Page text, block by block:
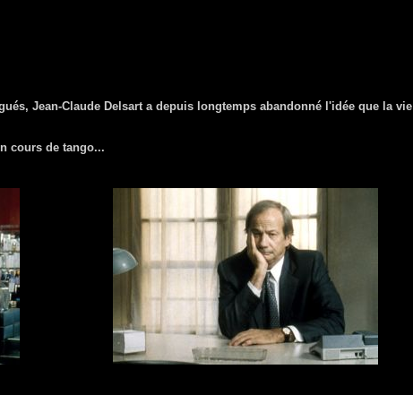
Jean-Claude Delsart a depuis longtemps abandonné l'idée que la vie
cours de tango...